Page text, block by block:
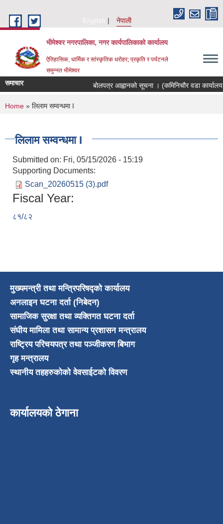
English
नेपाली
भीमेश्वर नगरपालिका, नगर कार्यपालिकाको कार्यालय
ऐतिहासिक, धार्मिक र सांस्कृतिक धरोहर; प्रकृति र पर्यटनले
समुन्नत भीमेश्वर
समाचार बोलपत्र आह्वानको सूचना । (कमिनिचौर वडा
You are here
Home » लिलाम सम्वन्धमा I
लिलाम सम्वन्धमा I
Submitted on: Fri, 05/15/2026 - 15:19
Supporting Documents:
Scan_20260515 (3).pdf
Fiscal Year:
८१/८२
मुख्यमन्त्री तथा मन्त्रिपरिषद्को कार्यालय
अनलाइन घटना दर्ता (निबेदन)
सामाजिक सुरक्षा तथा व्यक्तिगत घटना दर्ता
संघीय मामिला तथा सामान्य प्रशासन मन्त्रालय
राष्ट्रिय परिचयपत्र तथा पञ्जीकरण बिभाग
गृह मन्त्रालय
स्थानीय तहहरुकोको वेवसाईटको विवरण
कार्यालयको ठेगाना